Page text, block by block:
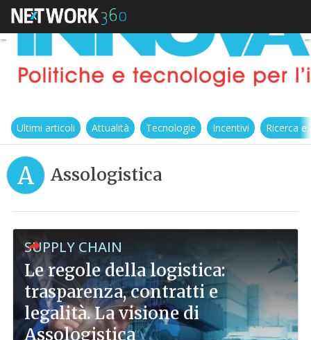
Ultimi articoli Attualità Tecnologie Incentivi Ricerca
A Assologistica
SUPPLY CHAIN
Le regole della logistica:
trasparenza, contratti e
legalità. La visione di
Assologistica